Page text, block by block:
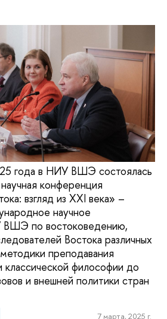
года в НИУ ВШЭ состоялась
конференция
взгляд из XXI века» –
научное
по востоковедению,
Востока различных
преподавания
классической философии до
и внешней политики стран
7 марта, 2025 г.